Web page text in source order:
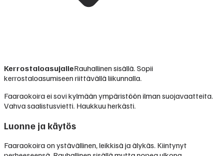
KerrostaloasujalleRauhallinen sisällä. Sopii
kerrostaloasumiseen riittävällä liikunnalla.
Faaraokoira ei sovi kylmään ympäristöön ilman suojavaatteita.
Vahva saalistusvietti. Haukkuu herkästi.
Luonne ja käytös
Faaraokoira on ystävällinen, leikkisä ja älykäs. Kiintynyt